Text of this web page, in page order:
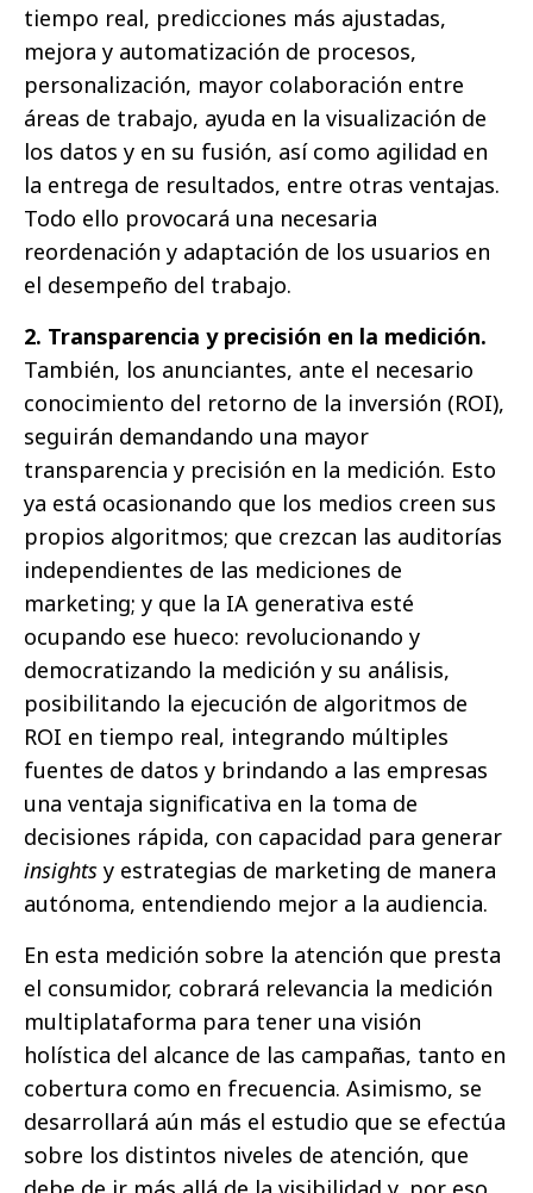
tiempo real, predicciones más ajustadas,
mejora y automatización de procesos,
personalización, mayor colaboración entre
áreas de trabajo, ayuda en la visualización de
los datos y en su fusión, así como agilidad en
la entrega de resultados, entre otras ventajas.
Todo ello provocará una necesaria
reordenación y adaptación de los usuarios en
el desempeño del trabajo.
2. Transparencia y precisión en la medición.
También, los anunciantes, ante el necesario
conocimiento del retorno de la inversión (ROI),
seguirán demandando una mayor
transparencia y precisión en la medición. Esto
ya está ocasionando que los medios creen sus
propios algoritmos; que crezcan las auditorías
independientes de las mediciones de
marketing; y que la IA generativa esté
ocupando ese hueco: revolucionando y
democratizando la medición y su análisis,
posibilitando la ejecución de algoritmos de
ROI en tiempo real, integrando múltiples
fuentes de datos y brindando a las empresas
una ventaja significativa en la toma de
decisiones rápida, con capacidad para generar
insights y estrategias de marketing de manera
autónoma, entendiendo mejor a la audiencia.
En esta medición sobre la atención que presta
el consumidor, cobrará relevancia la medición
multiplataforma para tener una visión
holística del alcance de las campañas, tanto en
cobertura como en frecuencia. Asimismo, se
desarrollará aún más el estudio que se efectúa
sobre los distintos niveles de atención, que